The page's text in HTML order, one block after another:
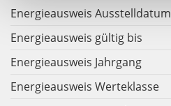
Energieausweis Ausstelldatum
Energieausweis gültig bis
Energieausweis Jahrgang
Energieausweis Werteklasse